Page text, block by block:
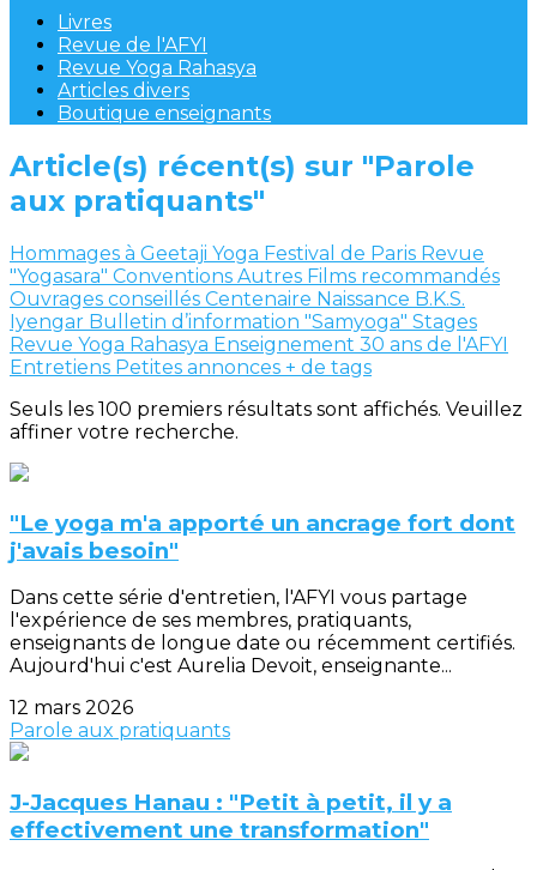
Livres
Revue de l'AFYI
Revue Yoga Rahasya
Articles divers
Boutique enseignants
Article(s) récent(s) sur "Parole
aux pratiquants"
Hommages à Geetaji Yoga Festival de Paris Revue
"Yogasara" Conventions Autres Films recommandés
Ouvrages conseillés Centenaire Naissance B.K.S.
Iyengar Bulletin d’information "Samyoga" Stages
Revue Yoga Rahasya Enseignement 30 ans de l'AFYI
Entretiens Petites annonces + de tags
Seuls les 100 premiers résultats sont affichés. Veuillez
affiner votre recherche.
"Le yoga m'a apporté un ancrage fort dont
j'avais besoin"
Dans cette série d'entretien, l'AFYI vous partage
l'expérience de ses membres, pratiquants,
enseignants de longue date ou récemment certifiés.
Aujourd'hui c'est Aurelia Devoit, enseignante...
12 mars 2026
Parole aux pratiquants
J-Jacques Hanau : "Petit à petit, il y a
effectivement une transformation"